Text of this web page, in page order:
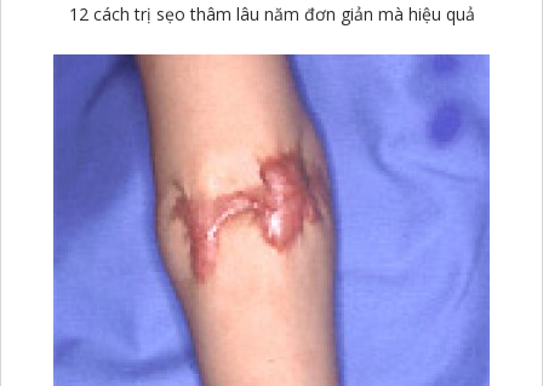
12 cách trị sẹo thâm lâu năm đơn giản mà hiệu quả